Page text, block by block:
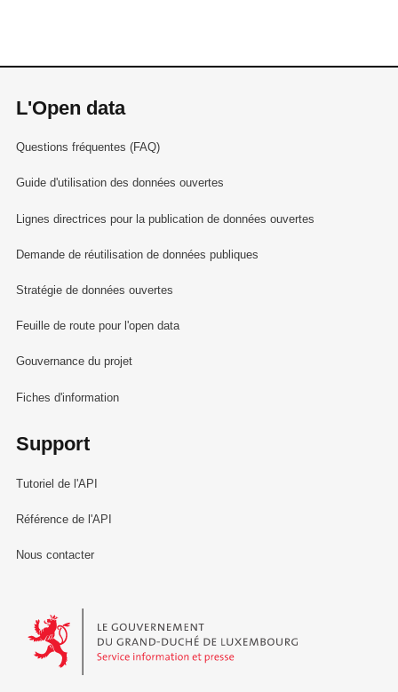
L'Open data
Questions fréquentes (FAQ)
Guide d'utilisation des données ouvertes
Lignes directrices pour la publication de données ouvertes
Demande de réutilisation de données publiques
Stratégie de données ouvertes
Feuille de route pour l'open data
Gouvernance du projet
Fiches d'information
Support
Tutoriel de l'API
Référence de l'API
Nous contacter
Le Gouvernement du Grand-Duché de Luxembourg - Service